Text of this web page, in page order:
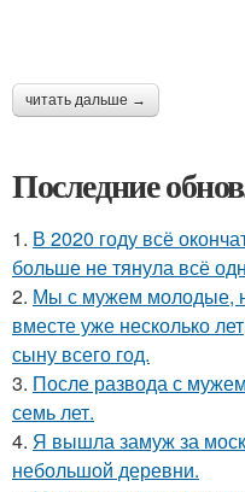
читать дальше →
Последние
1. В 2020 году всё
больше не тянула всё
2. Мы с мужем молодые,
вместе уже несколько
сыну всего год.
3. После развода с
семь лет.
4. Я вышла замуж за
небольшой деревни.